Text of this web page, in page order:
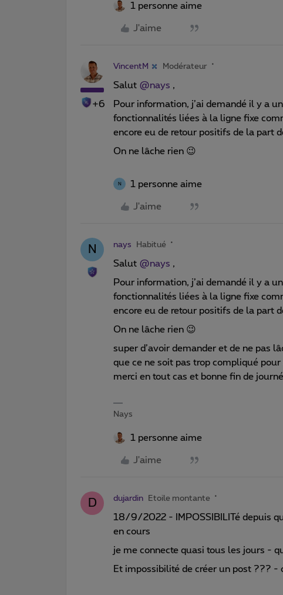
1 personne aime
J'aime
+6
VincentM Modérateur
Salut @nays ,
Pour information, j’ai demandé il y a
fonctionnalités liées à la ligne fixe
encore eu de retour positifs de la part
On ne lâche rien 😉
N 1 personne aime
J'aime
N nays Habitué
Salut @nays ,
Pour information, j’ai demandé il y a
fonctionnalités liées à la ligne fixe
encore eu de retour positifs de la part
On ne lâche rien 😉
super d’avoir demander et de ne pas
que ce ne soit pas trop compliqué pour
merci en tout cas et bonne fin de
Nays
1 personne aime
J'aime
D dujardin Etoile montante
18/9/2022 - IMPOSSIBILITé depuis
en cours
je me connecte quasi tous les jours -
Et impossibilité de créer un post ??? -